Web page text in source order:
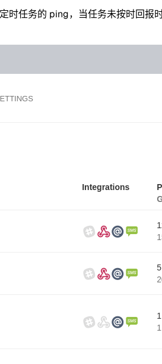
任务的 ping，当任务未按时回报